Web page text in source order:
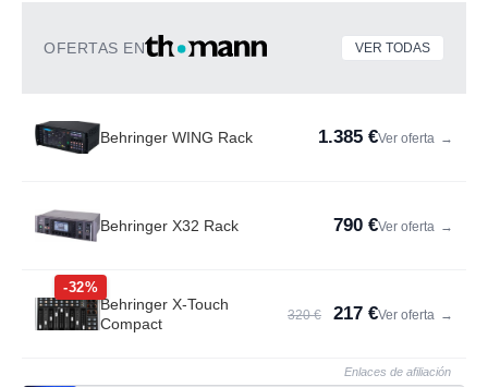
OFERTAS EN VER TODAS
Behringer WING Rack 1.385 €Ver oferta →
Behringer X32 Rack 790 €Ver oferta →
-32%
Behringer X-Touch
Compact
320 € 217 €Ver oferta →
Enlaces de afiliación